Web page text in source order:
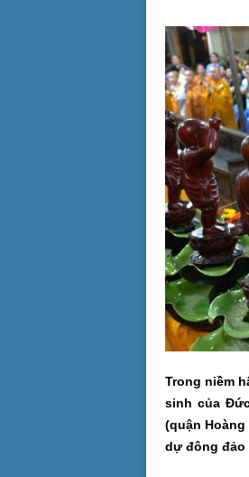
Trong niềm
sinh của
(quận
dự đông đảo